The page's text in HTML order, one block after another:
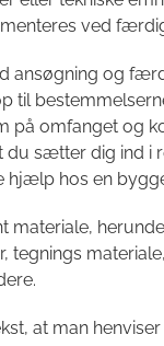
ved
ansøgning og
til
på omfanget og
sætter dig ind i
hjælp hos en
materiale,
at man